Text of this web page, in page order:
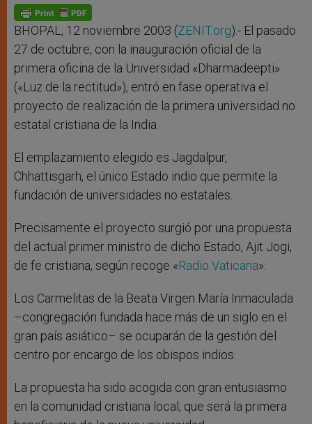
p
p
g
e
o
k
BHOPAL, 12 noviembre 2003 (ZENIT.org).- El pasado
27 de octubre, con la inauguración oficial de la
primera oficina de la Universidad «Dharmadeepti»
(«Luz de la rectitud»), entró en fase operativa el
proyecto de realización de la primera universidad no
estatal cristiana de la India.
El emplazamiento elegido es Jagdalpur,
Chhattisgarh, el único Estado indio que permite la
fundación de universidades no estatales.
Precisamente el proyecto surgió por una propuesta
del actual primer ministro de dicho Estado, Ajit Jogi,
de fe cristiana, según recoge «Radio Vaticana».
Los Carmelitas de la Beata Virgen María Inmaculada
–congregación fundada hace más de un siglo en el
gran país asiático– se ocuparán de la gestión del
centro por encargo de los obispos indios.
La propuesta ha sido acogida con gran entusiasmo
en la comunidad cristiana local, que será la primera